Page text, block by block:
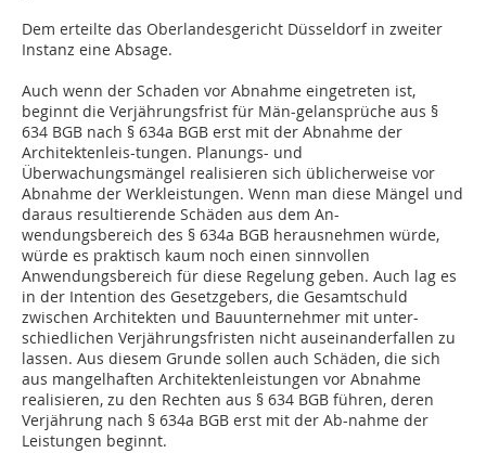
Dem erteilte das Oberlandesgericht Düsseldorf in zweiter
Instanz eine Absage.
Auch wenn der Schaden vor Abnahme eingetreten ist,
beginnt die Verjährungsfrist für Män-gelansprüche aus §
634 BGB nach § 634a BGB erst mit der Abnahme der
Architektenleis-tungen. Planungs- und
Überwachungsmängel realisieren sich üblicherweise vor
Abnahme der Werkleistungen. Wenn man diese Mängel und
daraus resultierende Schäden aus dem An-
wendungsbereich des § 634a BGB herausnehmen würde,
würde es praktisch kaum noch einen sinnvollen
Anwendungsbereich für diese Regelung geben. Auch lag es
in der Intention des Gesetzgebers, die Gesamtschuld
zwischen Architekten und Bauunternehmer mit unter-
schiedlichen Verjährungsfristen nicht auseinanderfallen zu
lassen. Aus diesem Grunde sollen auch Schäden, die sich
aus mangelhaften Architektenleistungen vor Abnahme
realisieren, zu den Rechten aus § 634 BGB führen, deren
Verjährung nach § 634a BGB erst mit der Ab-nahme der
Leistungen beginnt.